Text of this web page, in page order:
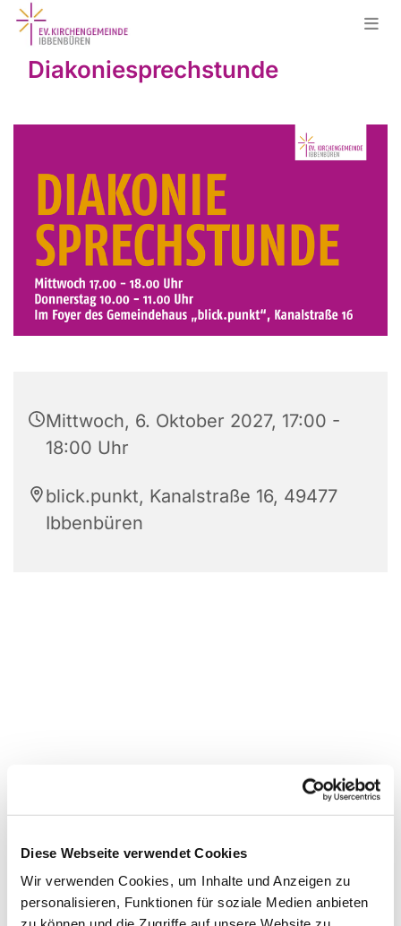
Diese Webseite verwendet Cookies
Wir verwenden Cookies, um Inhalte und Anzeigen zu
personalisieren, Funktionen für soziale Medien anbieten
Diakoniesprechstunde
Mittwoch, 6. Oktober 2027, 17:00 -
18:00 Uhr
blick.punkt, Kanalstraße 16, 49477
Ibbenbüren